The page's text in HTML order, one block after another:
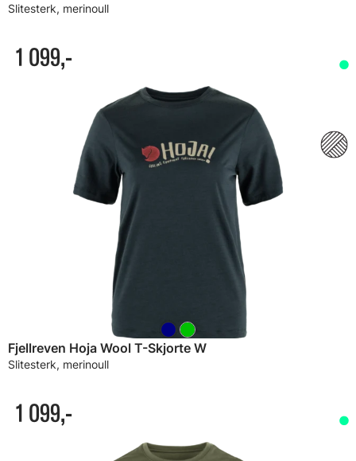
Slitesterk, merinoull
1 099,-
Fjellreven Hoja Wool T-Skjorte W
Slitesterk, merinoull
1 099,-